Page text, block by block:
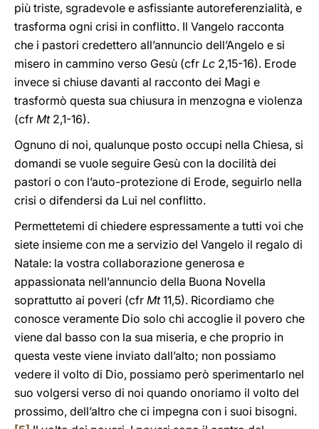
più triste, sgradevole e asfissiante autoreferenzialità, e
trasforma ogni crisi in conflitto. Il Vangelo racconta
che i pastori credettero all’annuncio dell’Angelo e si
misero in cammino verso Gesù (cfr Lc 2,15-16). Erode
invece si chiuse davanti al racconto dei Magi e
trasformò questa sua chiusura in menzogna e violenza
(cfr Mt2,1-16).
Ognuno di noi, qualunque posto occupi nella Chiesa, si
domandi se vuole seguire Gesù con la docilità dei
pastori o con l’auto-protezione di Erode, seguirlo nella
crisi o difendersi da Lui nel conflitto.
Permettetemi di chiedere espressamente a tutti voi che
siete insieme con me a servizio del Vangelo il regalo di
Natale: la vostra collaborazione generosa e
appassionata nell’annuncio della Buona Novella
soprattutto ai poveri (cfr Mt11,5). Ricordiamo che
conosce veramente Dio solo chi accoglie il povero che
viene dal basso con la sua miseria, e che proprio in
questa veste viene inviato dall’alto; non possiamo
vedere il volto di Dio, possiamo però sperimentarlo nel
suo volgersi verso di noi quando onoriamo il volto del
prossimo, dell’altro che ci impegna con i suoi bisogni.